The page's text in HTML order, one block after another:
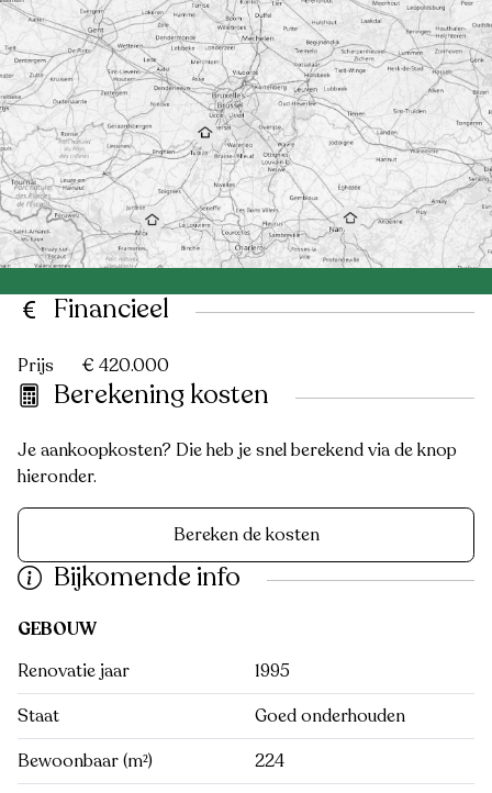
Financieel
Prijs € 420.000
Berekening kosten
Je aankoopkosten? Die heb je snel berekend via de knop
hieronder.
Bereken de kosten
Bijkomende info
GEBOUW
Renovatie jaar
1995
Staat
Goed onderhouden
Bewoonbaar (m²)
224